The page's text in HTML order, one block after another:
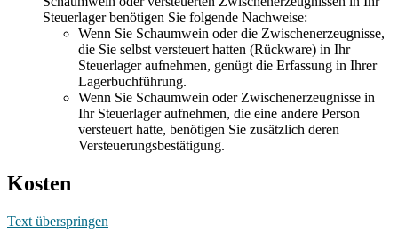
Steuerlager benötigen Sie folgende Nachweise:
Wenn Sie Schaumwein oder die Zwischenerzeugnisse,
die Sie selbst versteuert hatten (Rückware) in Ihr
Steuerlager aufnehmen, genügt die Erfassung in Ihrer
Lagerbuchführung.
Wenn Sie Schaumwein oder Zwischenerzeugnisse in
Ihr Steuerlager aufnehmen, die eine andere Person
versteuert hatte, benötigen Sie zusätzlich deren
Versteuerungsbestätigung.
Kosten
Text überspringen